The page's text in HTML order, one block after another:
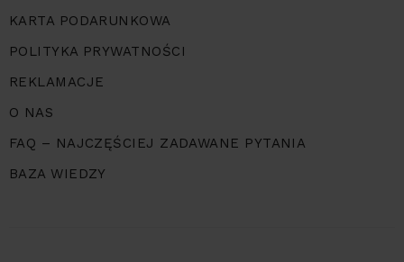
KARTA PODARUNKOWA
POLITYKA PRYWATNOŚCI
REKLAMACJE
O NAS
FAQ – NAJCZĘŚCIEJ ZADAWANE PYTANIA
BAZA WIEDZY